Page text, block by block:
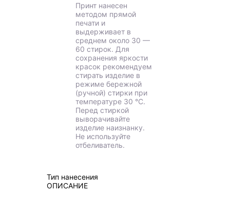
Принт нанесен
методом прямой
печати и
выдерживает в
среднем около 30 —
60 стирок. Для
сохранения яркости
красок рекомендуем
стирать изделие в
режиме бережной
(ручной) стирки при
температуре 30 °C.
Перед стиркой
выворачивайте
изделие наизнанку.
Не используйте
отбеливатель.
Тип нанесения
ОПИСАНИЕ